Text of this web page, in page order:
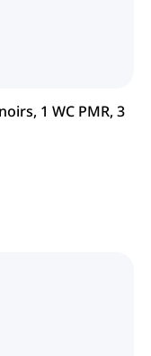
1 WC PMR, 3